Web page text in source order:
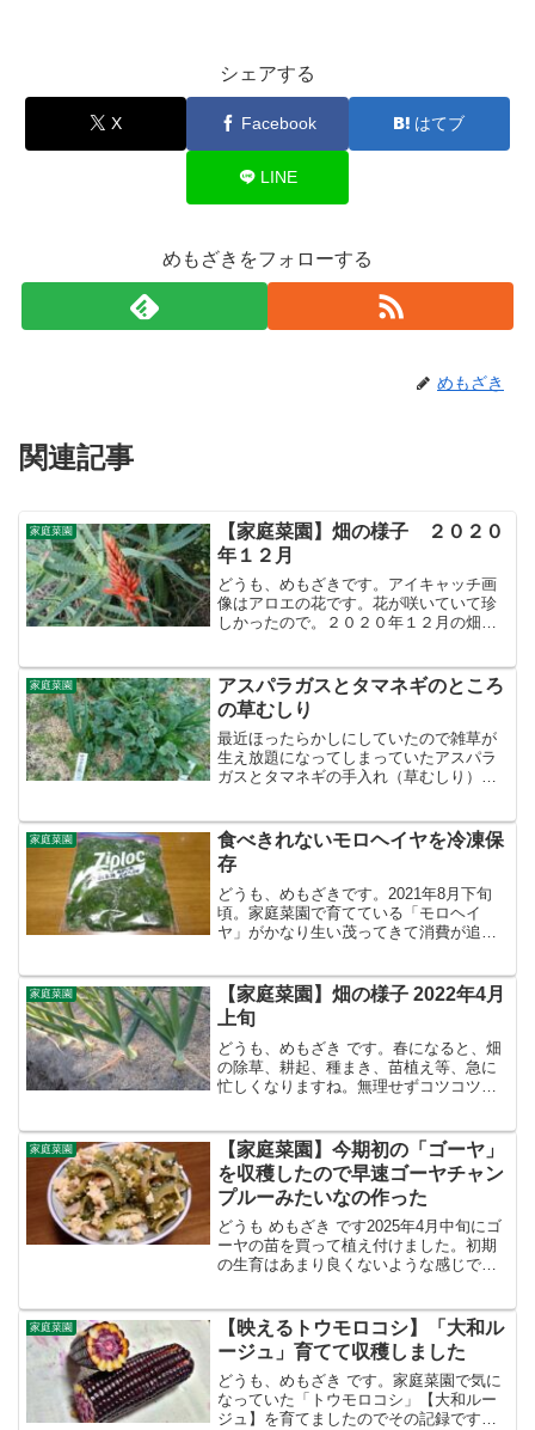
シェアする
X Facebook はてブ
LINE
めもざきをフォローする
めもざき
関連記事
家庭菜園
【家庭菜園】畑の様子 ２０２０
年１２月
どうも、めもざきです。アイキャッチ画
像はアロエの花です。花が咲いていて珍
しかったので。２０２０年１２月の畑の
ラマメ、スナップエンドウ、紫エンドウ
(ツタンカーメン)・ブロ...
家庭菜園
アスパラガスとタマネギのところ
の草むしり
最近ほったらかしにしていたので雑草が
生え放題になってしまっていたアスパラ
ガスとタマネギの手入れ（草むしり）を
刈り個人的に草むしりに欠かせないのが
ウォークマンとブルートゥ...
家庭菜園
食べきれないモロヘイヤを冷凍保
存
どうも、めもざきです。2021年8月下旬
頃。家庭菜園で育てている「モロヘイ
ヤ」がかなり生い茂ってきて消費が追い
適期の末期なので毒があるサヤができ始
める時期です。サヤが...
家庭菜園
【家庭菜園】畑の様子 2022年4月
上旬
どうも、めもざき です。春になると、畑
の除草、耕起、種まき、苗植え等、急に
忙しくなりますね。無理せずコツコツと
スパラガスです。4月に入ってから新芽が
出始めて、食べ...
家庭菜園
【家庭菜園】今期初の「ゴーヤ」
を収穫したので早速ゴーヤチャン
プルーみたいなの作った
どうも めもざき です2025年4月中旬にゴ
ーヤの苗を買って植え付けました。初期
の生育はあまり良くないような感じでし
した。そして、7月上旬にやっと収穫でき
ました。「白...
家庭菜園
【映えるトウモロコシ】「大和ル
ージュ」育てて収穫しました
どうも、めもざき です。家庭菜園で気に
なっていた「トウモロコシ」【大和ルー
ジュ】を育てましたのでその記録です。